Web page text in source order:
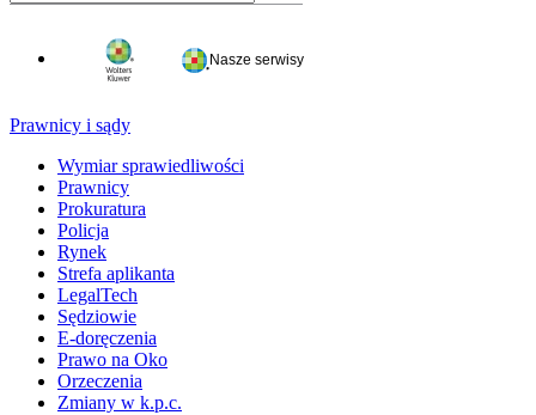
Nasze serwisy
Prawnicy i sądy
Wymiar sprawiedliwości
Prawnicy
Prokuratura
Policja
Rynek
Strefa aplikanta
LegalTech
Sędziowie
E-doręczenia
Prawo na Oko
Orzeczenia
Zmiany w k.p.c.